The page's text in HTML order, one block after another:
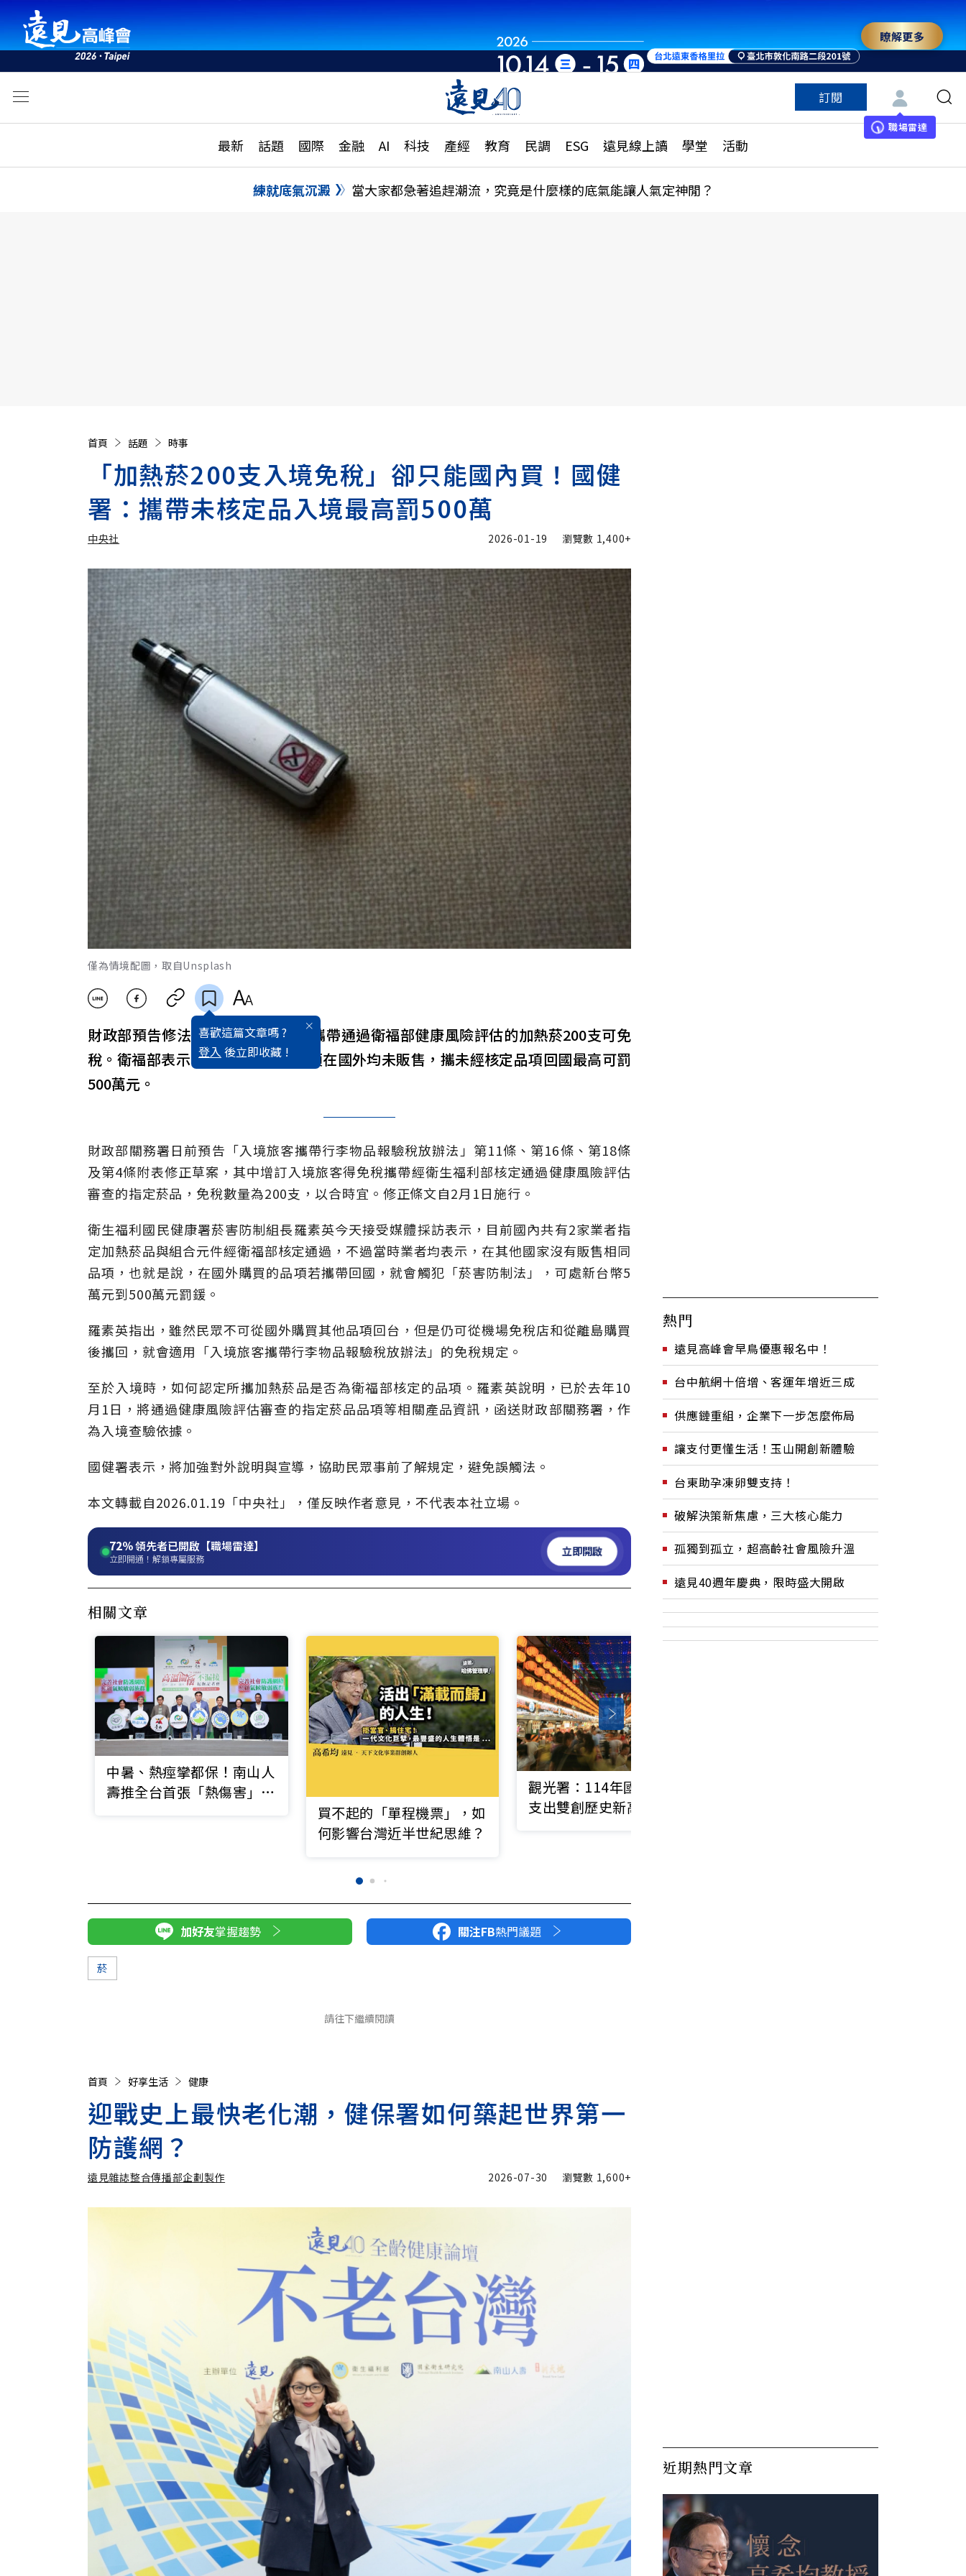
瞭解更多
訂閱
職場雷達
最新 話題 國際 金融 AI 科技 產經 教育 民調 ESG 遠見線上讀 學堂 活動
活動
話題
國際
特輯
大學升學、職涯攻略
縣市施政調查全解析
民調
更多訂閱方案
特色頻道
練就底氣沉澱 當大家都急著追趕潮流，究竟是什麼樣的底氣能讓人氣定神閒？
首頁 話題 時事
「加熱菸200支入境免稅」卻只能國內買！國健
署：攜帶未核定品入境最高罰500萬
中央社
中央社 加入追蹤
2026-01-19 瀏覽數 1,400+
僅為情境配圖，取自Unsplash
喜歡這篇文章嗎 ?
登入 後立即收藏 !
財政部預告修法自2月1日起，旅客攜帶通過衛福部健康風險評估的加熱菸200支可免
稅。衛福部表示，國內核定通過品項在國外均未販售，攜未經核定品項回國最高可罰
500萬元。
財政部關務署日前預告「入境旅客攜帶行李物品報驗稅放辦法」第11條、第16條、第18條
及第4條附表修正草案，其中增訂入境旅客得免稅攜帶經衛生福利部核定通過健康風險評估
審查的指定菸品，免稅數量為200支，以合時宜。修正條文自2月1日施行。
衛生福利國民健康署菸害防制組長羅素英今天接受媒體採訪表示，目前國內共有2家業者指
定加熱菸品與組合元件經衛福部核定通過，不過當時業者均表示，在其他國家沒有販售相同
品項，也就是說，在國外購買的品項若攜帶回國，就會觸犯「菸害防制法」，可處新台幣5
萬元到500萬元罰鍰。
羅素英指出，雖然民眾不可從國外購買其他品項回台，但是仍可從機場免稅店和從離島購買
後攜回，就會適用「入境旅客攜帶行李物品報驗稅放辦法」的免稅規定。
至於入境時，如何認定所攜加熱菸品是否為衛福部核定的品項。羅素英說明，已於去年10
月1日，將通過健康風險評估審查的指定菸品品項等相關產品資訊，函送財政部關務署，作
為入境查驗依據。
國健署表示，將加強對外說明與宣導，協助民眾事前了解規定，避免誤觸法。
本文轉載自2026.01.19「中央社」，僅反映作者意見，不代表本社立場。
72%領先者已開啟【職場雷達】
立即開通！解鎖專屬服務
立即開啟
相關文章
中暑、熱痙攣都保！南山人
壽推全台首張「熱傷害」微
買不起的「單程機票」，如
何影響台灣近半世紀思維？
觀光署：114年國旅旅次、
支出雙創歷史新高，出國消
加好友掌握趨勢 關注FB熱門議題
菸
請往下繼續閱讀
首頁 好享生活 健康
迎戰史上最快老化潮，健保署如何築起世界第一
防護網？
遠見雜誌整合傳播部企劃製作 2026-07-30 瀏覽數 1,600+
熱門
遠見高峰會早鳥優惠報名中！
台中航網十倍增、客運年增近三成
供應鏈重組，企業下一步怎麼佈局
讓支付更懂生活！玉山開創新體驗
台東助孕凍卵雙支持！
破解決策新焦慮，三大核心能力
孤獨到孤立，超高齡社會風險升溫
遠見40週年慶典，限時盛大開啟
近期熱門文章